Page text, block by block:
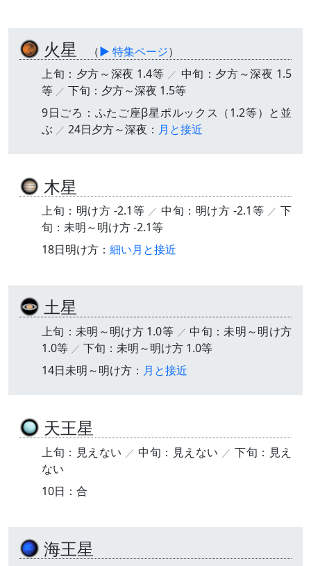
火星 （▶ 特集ページ）
上旬：夕方～深夜 1.4等
中旬：夕方～深夜 1.5
等
下旬：夕方～深夜 1.5等
9日ごろ：ふたご座β星ポルックス（1.2等）と並
ぶ
24日夕方～深夜： 月と接近
木星
上旬：明け方 -2.1等 中旬：明け方 -2.1等
下
旬：未明～明け方 -2.1等
18日明け方： 細い月と接近
土星
上旬：未明～明け方 1.0等
中旬：未明～明け方
1.0等
下旬：未明～明け方 1.0等
14日未明～明け方： 月と接近
天王星
上旬：見えない 中旬：見えない
下旬：見え
ない
10日：合
海王星